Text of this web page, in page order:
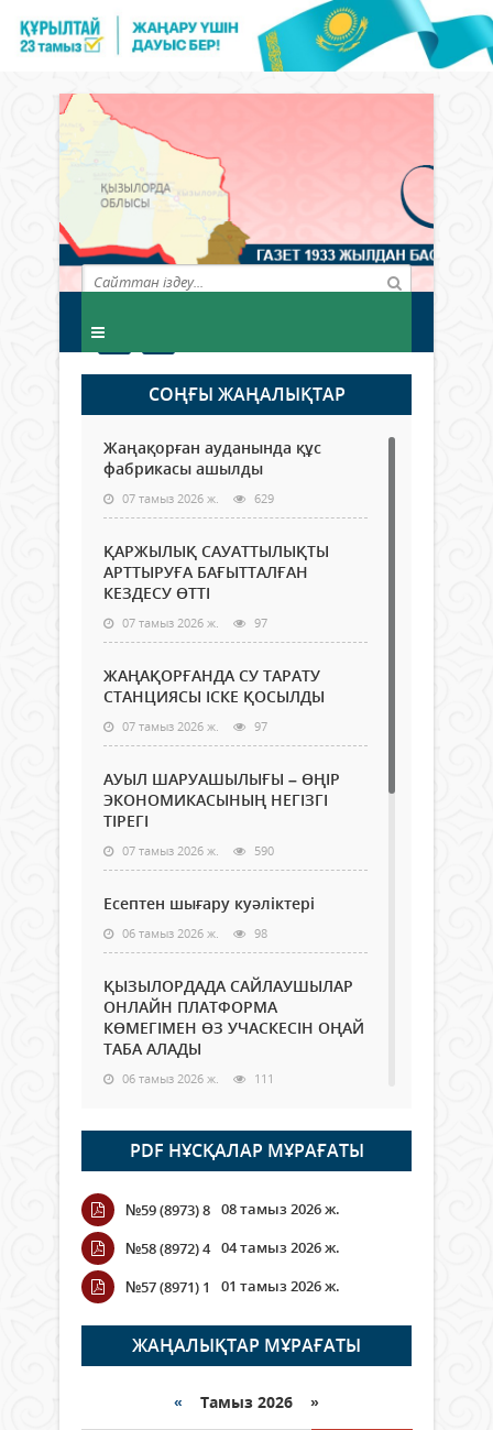
СОҢҒЫ ЖАҢАЛЫҚТАР
Жаңақорған ауданында құс
фабрикасы ашылды
07 тамыз 2026 ж. 629
ҚАРЖЫЛЫҚ САУАТТЫЛЫҚТЫ
АРТТЫРУҒА БАҒЫТТАЛҒАН
КЕЗДЕСУ ӨТТІ
07 тамыз 2026 ж. 97
ЖАҢАҚОРҒАНДА СУ ТАРАТУ
СТАНЦИЯСЫ ІСКЕ ҚОСЫЛДЫ
07 тамыз 2026 ж. 97
АУЫЛ ШАРУАШЫЛЫҒЫ – ӨҢІР
ЭКОНОМИКАСЫНЫҢ НЕГІЗГІ
ТІРЕГІ
07 тамыз 2026 ж. 590
Есептен шығару куәліктері
06 тамыз 2026 ж. 98
ҚЫЗЫЛОРДАДА САЙЛАУШЫЛАР
ОНЛАЙН ПЛАТФОРМА
КӨМЕГІМЕН ӨЗ УЧАСКЕСІН ОҢАЙ
ТАБА АЛАДЫ
06 тамыз 2026 ж. 111
Open Air: Қызылорда облысы
полиция департаменті 20
мыңнан астам көрерменнің
қауіпсіздігін қамтамасыз етті
06 тамыз 2026 ж.
Wi-Fi ҚАБЫРҒА АРҚЫЛЫ ҚАЛАЙ
ӨТЕДІ?
06 тамыз 2026 ж. 287
граждане Казахстана,
PDF НҰСҚАЛАР МҰРАҒАТЫ
№59 (8973) 8 08 тамыз 2026 ж.
№58 (8972) 4 04 тамыз 2026 ж.
№57 (8971) 1
01 тамыз 2026 ж.
ЖАҢАЛЫҚТАР МҰРАҒАТЫ
« Тамыз 2026 »